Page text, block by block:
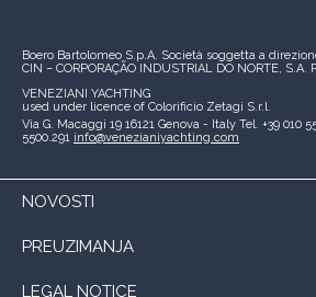
Boero Bartolomeo S.p.A. Società soggetta a
CIN – CORPORAÇÃO INDUSTRIAL DO NORTE, S.A.
VENEZIANI YACHTING
used under licence of Colorificio Zetagi S.r.l.
Via G. Macaggi 19 16121 Genova - Italy Tel. +39 010
5500.291 info@venezianiyachting.com
NOVOSTI
PREUZIMANJA
LEGAL NOTICE